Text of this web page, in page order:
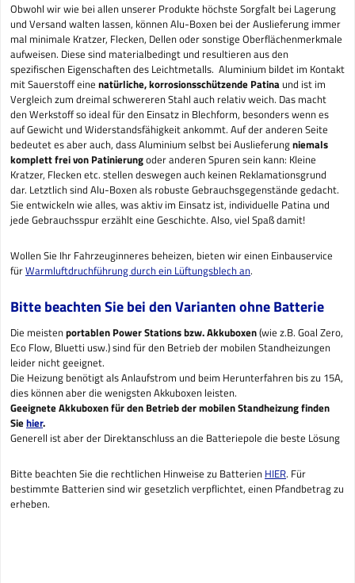
Obwohl wir wie bei allen unserer Produkte höchste Sorgfalt bei Lagerung
und Versand walten lassen, können Alu-Boxen bei der Auslieferung immer
mal minimale Kratzer, Flecken, Dellen oder sonstige Oberflächenmerkmale
aufweisen. Diese sind materialbedingt und resultieren aus den
spezifischen Eigenschaften des Leichtmetalls. Aluminium bildet im Kontakt
mit Sauerstoff eine natürliche, korrosionsschützende Patinaund ist im
Vergleich zum dreimal schwereren Stahl auch relativ weich. Das macht
den Werkstoff so ideal für den Einsatz in Blechform, besonders wenn es
auf Gewicht und Widerstandsfähigkeit ankommt. Auf der anderen Seite
bedeutet es aber auch, dass Aluminium selbst bei Auslieferungniemals
komplett frei von Patinierungoder anderen Spuren sein kann: Kleine
Kratzer, Flecken etc. stellen deswegen auch keinen Reklamationsgrund
dar. Letztlich sind Alu-Boxen als robuste Gebrauchsgegenstände gedacht.
Sie entwickeln wie alles, was aktiv im Einsatz ist, individuelle Patina und
jede Gebrauchsspur erzählt eine Geschichte. Also, viel Spaß damit!
Wollen Sie Ihr Fahrzeuginneres beheizen, bieten wir einen Einbauservice
fürWarmluftdruchführung durch ein Lüftungsblech an.
Bitte beachten Sie bei den Varianten ohne Batterie
Die meistenportablen Power Stations bzw. Akkuboxen(wie z.B. Goal Zero,
Eco Flow, Bluetti usw.) sind für den Betrieb der mobilen Standheizungen
leider nicht geeignet.
Die Heizung benötigt als Anlaufstrom und beim Herunterfahren bis zu 15A,
dies können aber die wenigsten Akkuboxen leisten.
Geeignete Akkuboxen für den Betrieb der mobilen Standheizung finden
Siehier.
Generell ist aber der Direktanschluss an die Batteriepole die beste Lösung
Bitte beachten Sie die rechtlichen Hinweise zu Batterien HIER. Für
bestimmte Batterien sind wir gesetzlich verpflichtet, einen Pfandbetrag zu
erheben.